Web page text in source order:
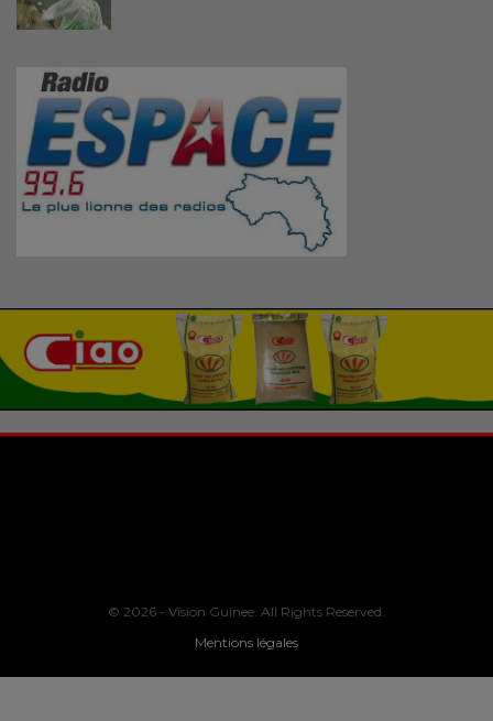
© 2026 - Vision Guinee. All Rights Reserved.
Mentions légales